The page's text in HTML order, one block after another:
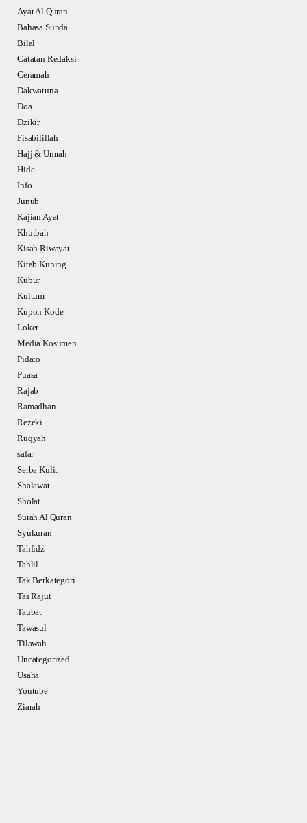
Ayat Al Quran
Bahasa Sunda
Bilal
Catatan Redaksi
Ceramah
Dakwatuna
Doa
Dzikir
Fisabilillah
Hajj & Umrah
Hide
Info
Junub
Kajian Ayat
Khutbah
Kisah Riwayat
Kitab Kuning
Kubur
Kultum
Kupon Kode
Loker
Media Kosumen
Pidato
Puasa
Rajab
Ramadhan
Rezeki
Ruqyah
safar
Serba Kulit
Shalawat
Sholat
Surah Al Quran
Syukuran
Tahfidz
Tahlil
Tak Berkategori
Tas Rajut
Taubat
Tawasul
Tilawah
Uncategorized
Usaha
Youtube
Ziarah